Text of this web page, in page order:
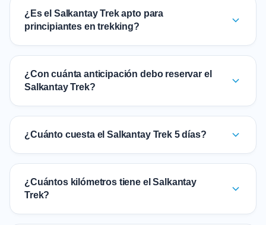
¿Es el Salkantay Trek apto para
principiantes en trekking?
¿Con cuánta anticipación debo reservar el
Salkantay Trek?
¿Cuánto cuesta el Salkantay Trek 5 días?
¿Cuántos kilómetros tiene el Salkantay
Trek?